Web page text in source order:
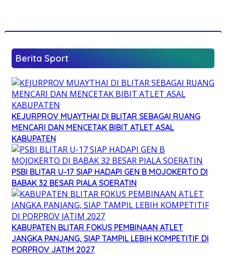
Berita Sport
KEJURPROV MUAYTHAI DI BLITAR SEBAGAI RUANG
MENCARI DAN MENCETAK BIBIT ATLET ASAL
KABUPATEN
PSBI BLITAR U-17 SIAP HADAPI GEN B MOJOKERTO DI
BABAK 32 BESAR PIALA SOERATIN
KABUPATEN BLITAR FOKUS PEMBINAAN ATLET
JANGKA PANJANG, SIAP TAMPIL LEBIH KOMPETITIF DI
PORPROV JATIM 2027